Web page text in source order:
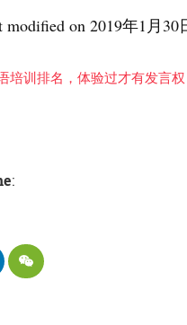
modified on 2019年1月30
培训排名，体验过才有发言
: